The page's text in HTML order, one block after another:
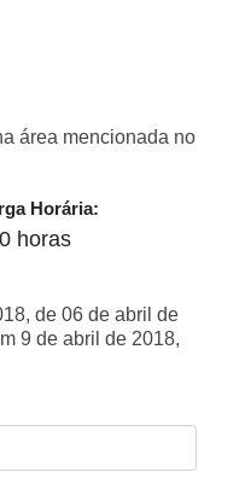
área mencionada no
Horária:
horas
de 06 de abril de
9 de abril de 2018,